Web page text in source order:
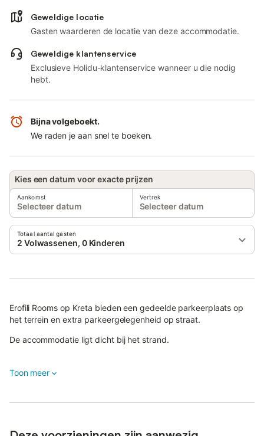
Geweldige locatie
Gasten waarderen de locatie van deze accommodatie.
Geweldige klantenservice
Exclusieve Holidu-klantenservice wanneer u die nodig
hebt.
Bijna volgeboekt.
We raden je aan snel te boeken.
Kies een datum voor exacte prijzen
Aankomst
Selecteer datum
Vertrek
Selecteer datum
Totaal aantal gasten
2 Volwassenen, 0 Kinderen
Erofili Rooms op Kreta bieden een gedeelde parkeerplaats op
het terrein en extra parkeergelegenheid op straat.
De accommodatie ligt dicht bij het strand.
Toon meer